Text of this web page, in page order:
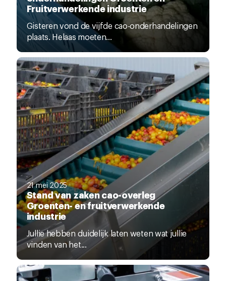
Fruitverwerkende industrie
Gisteren vond de vijfde cao-onderhandelingen
plaats. Helaas moeten...
21 mei 2025
Stand van zaken cao-overleg
Groenten- en fruitverwerkende
industrie
Jullie hebben duidelijk laten weten wat jullie
vinden van het...